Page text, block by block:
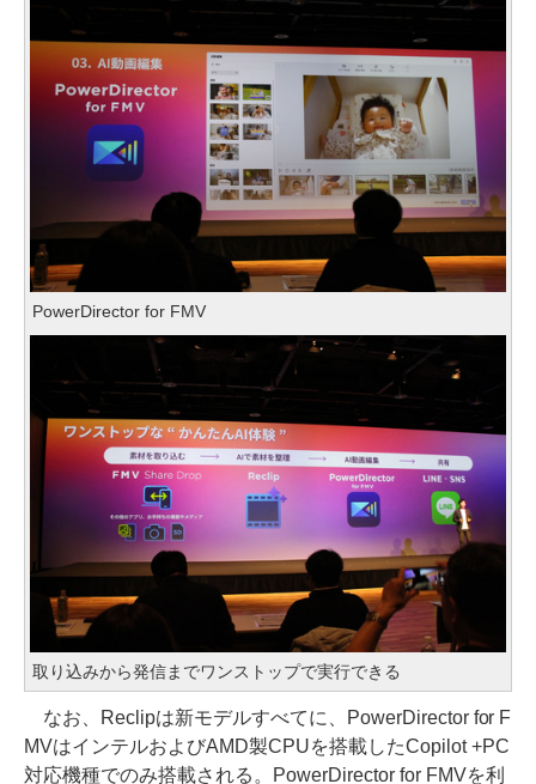
PowerDirector for FMV
取り込みから発信までワンストップで実行できる
なお、Reclipは新モデルすべてに、PowerDirector for F
MVはインテルおよびAMD製CPUを搭載したCopilot +PC
対応機種でのみ搭載される。PowerDirector for FMVを利